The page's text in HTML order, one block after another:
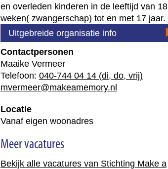
en overleden kinderen in de leeftijd van 18
weken( zwangerschap) tot en met 17 jaar.
Uitgebreide organisatie info
Contactpersonen
Maaike Vermeer
Telefoon: 040-744 04 14 (di, do, vrij)
mvermeer@makeamemory.nl
Locatie
Vanaf eigen woonadres
Meer vacatures
Bekijk alle vacatures van Stichting Make a